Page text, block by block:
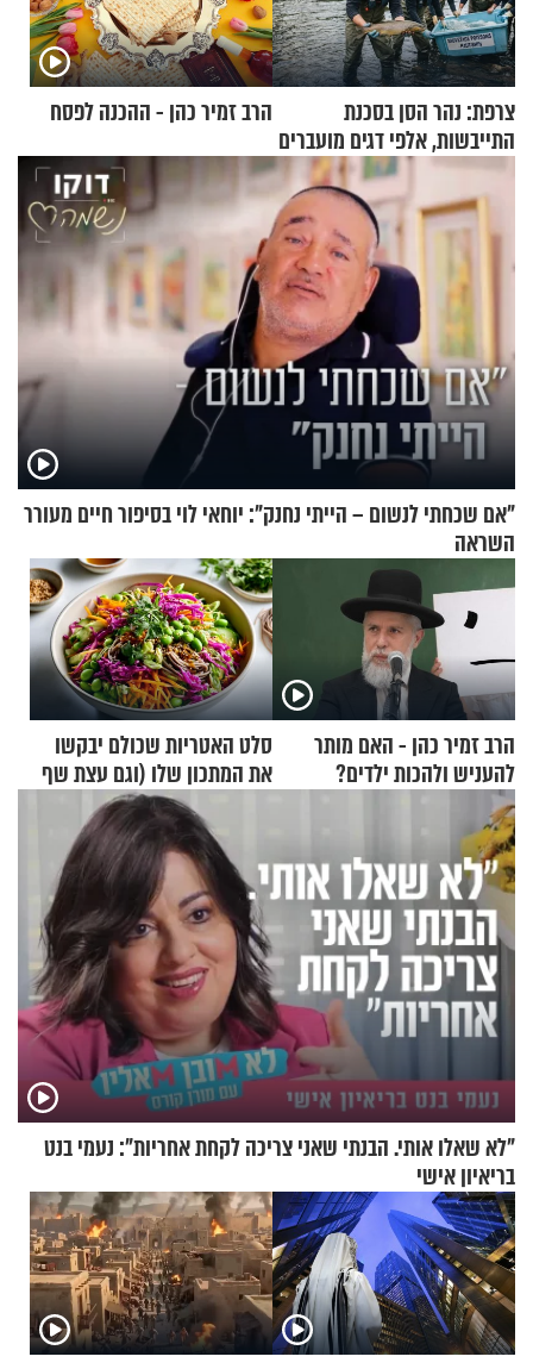
צרפת: נהר הסן בסכנת
התייבשות, אלפי דגים מועברים
במבצעי חילוץ
הרב זמיר כהן - ההכנה לפסח
"אם שכחתי לנשום – הייתי נחנק": יוחאי לוי בסיפור חיים מעורר
השראה
הרב זמיר כהן - האם מותר
להעניש ולהכות ילדים?
סלט האטריות שכולם יבקשו
את המתכון שלו (וגם עצת שף
להגשת הרוטב)
"לא שאלו אותי. הבנתי שאני צריכה לקחת אחריות": נעמי בנט
בריאיון אישי